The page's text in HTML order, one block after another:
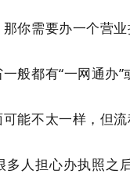
你需要办一个营业
般都有“一网通办”
能不太一样，但
多人担心办执照之